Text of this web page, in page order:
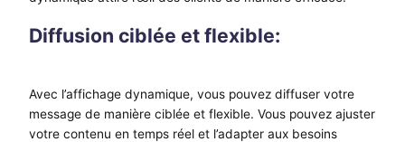
Diffusion ciblée et flexible:
Avec l’affichage dynamique, vous pouvez diffuser votre
message de manière ciblée et flexible. Vous pouvez ajuster
votre contenu en temps réel et l’adapter aux besoins